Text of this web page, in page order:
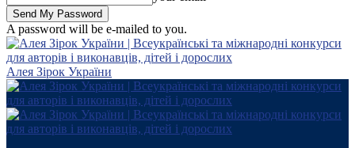
A password will be e-mailed to you.
Алея Зірок України